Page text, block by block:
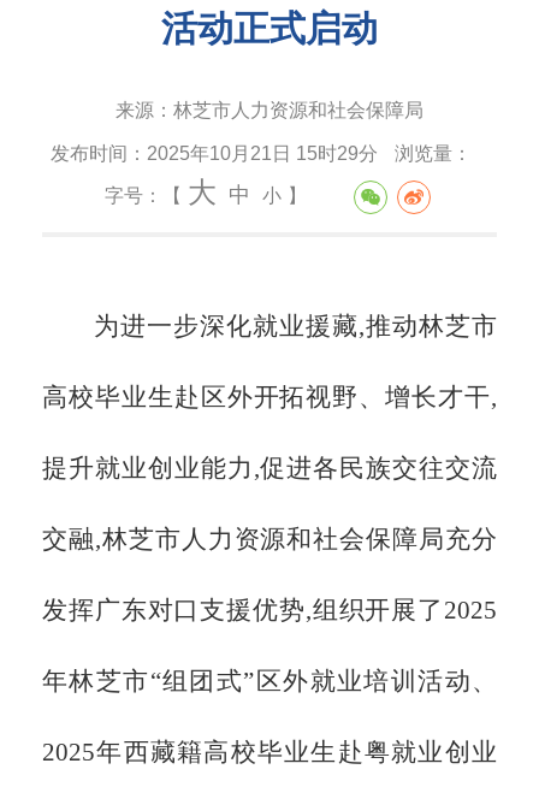
活动正式启动
来源： 林芝市人力资源和社会保障局
发布时间： 2025年10月21日 15时29分 浏览量：
字号：【 大 中 小 】
为进一步深化就业援藏,推动林芝市
高校毕业生赴区外开拓视野、增长才干,
提升就业创业能力,促进各民族交往交流
交融,林芝市人力资源和社会保障局充分
发挥广东对口支援优势,组织开展了 2025
年林芝市“组团式”区外就业培训活动、
2025年西藏籍高校毕业生赴粤就业创业